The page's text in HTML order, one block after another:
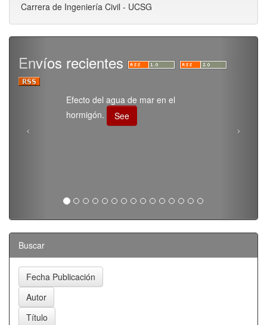
Carrera de Ingeniería Civil - UCSG
Envíos recientes
Efecto del agua de mar en el
hormigón.
See
Buscar